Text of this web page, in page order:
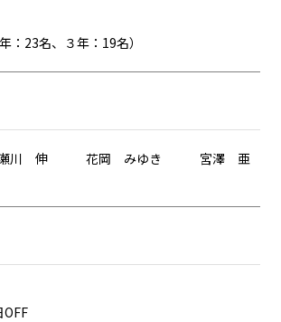
：23名、３年：19名）
川 伸 花岡 みゆき 宮澤 亜
OFF